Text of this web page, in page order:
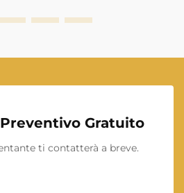
Gratuito
ti contatterà a breve.